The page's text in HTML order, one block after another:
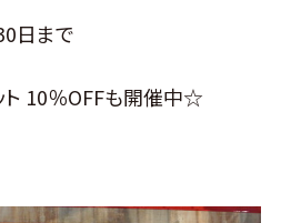
日まで
ト 10％OFFも開催中☆